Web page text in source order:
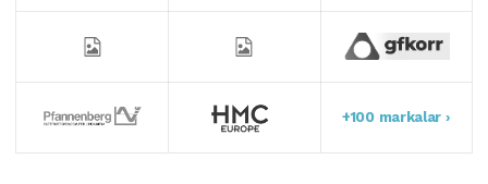
+100 markalar ›